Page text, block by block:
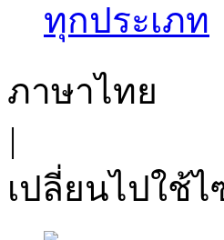
ทุกประเภท
ภาษาไทย
|
เปลี่ยนไปใช้